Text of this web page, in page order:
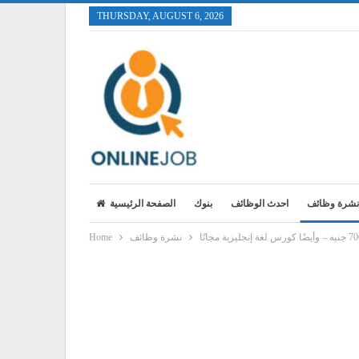
THURSDAY, AUGUST 6, 2026
الصفحة الرئيسية بنوك احدث الوظائف نشرة وظائف
Home نشرة وظائف